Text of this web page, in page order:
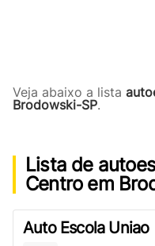
Veja abaixo a lista
Brodowski-SP.
Lista de
Centro em
Auto Escola Uniao